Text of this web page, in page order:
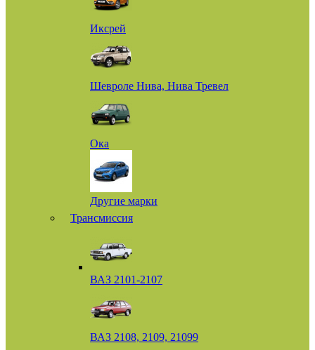
Иксрей
Шевроле Нива, Нива Тревел
Ока
Другие марки
Трансмиссия
ВАЗ 2101-2107
ВАЗ 2108, 2109, 21099